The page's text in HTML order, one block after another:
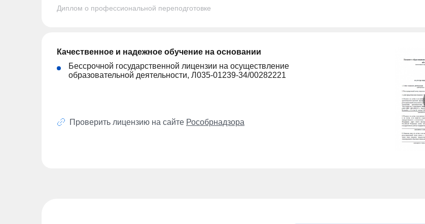
Диплом о профессиональной переподготовке
Качественное и надежное обучение на основании
Бессрочной государственной лицензии на осуществление
образовательной деятельности, Л035-01239-34/00282221
Проверить лицензию на сайте Рособрнадзора